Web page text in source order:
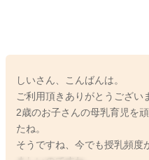
しいさん、こんばんは。
ご利用頂きありがとうござい
2歳のお子さんの母乳育児を
たね。
そうですね、今でも授乳頻度